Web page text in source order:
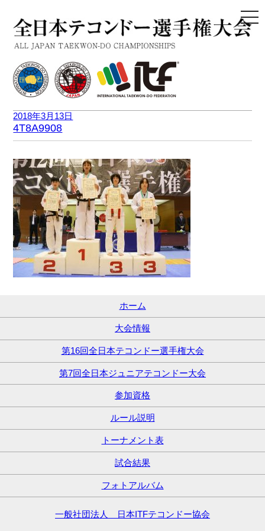
2018年3月13日
4T8A9908
ホーム
大会情報
第16回全日本テコンドー選手権大会
第7回全日本ジュニアテコンドー大会
参加資格
ルール説明
トーナメント表
試合結果
フォトアルバム
一般社団法人 日本ITFテコンドー協会